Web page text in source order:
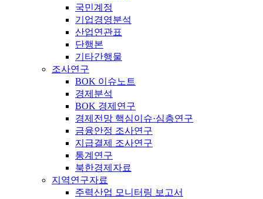
국민계정
기업경영분석
산업연관표
단행본
기타간행물
조사연구
BOK 이슈노트
경제분석
BOK 경제연구
경제전망 핵심이슈·심층연구
금융안정 조사연구
지급결제 조사연구
통계연구
북한경제자료
지역연구자료
주력산업 모니터링 보고서